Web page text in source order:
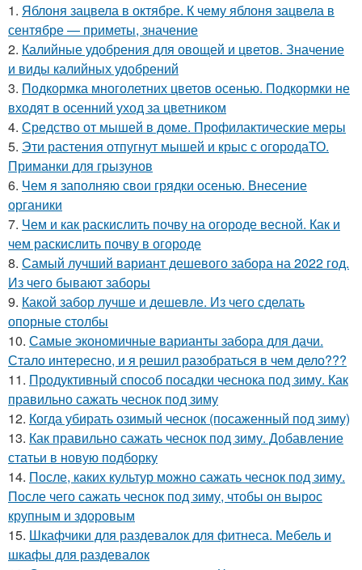
1. Яблоня зацвела в октябре. К чему яблоня зацвела в
сентябре — приметы, значение
2. Калийные удобрения для овощей и цветов. Значение
и виды калийных удобрений
3. Подкормка многолетних цветов осенью. Подкормки не
входят в осенний уход за цветником
4. Средство от мышей в доме. Профилактические меры
5. Эти растения отпугнут мышей и крыс с огородаТО.
Приманки для грызунов
6. Чем я заполняю свои грядки осенью. Внесение
органики
7. Чем и как раскислить почву на огороде весной. Как и
чем раскислить почву в огороде
8. Самый лучший вариант дешевого забора на 2022 год.
Из чего бывают заборы
9. Какой забор лучше и дешевле. Из чего сделать
опорные столбы
10. Самые экономичные варианты забора для дачи.
Стало интересно, и я решил разобраться в чем дело???
11. Продуктивный способ посадки чеснока под зиму. Как
правильно сажать чеснок под зиму
12. Когда убирать озимый чеснок (посаженный под зиму)
13. Как правильно сажать чеснок под зиму. Добавление
статьи в новую подборку
14. После, каких культур можно сажать чеснок под зиму.
После чего сажать чеснок под зиму, чтобы он вырос
крупным и здоровым
15. Шкафчики для раздевалок для фитнеса. Мебель и
шкафы для раздевалок